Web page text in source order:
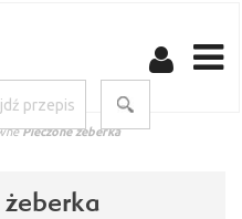
Pieczone żeberka